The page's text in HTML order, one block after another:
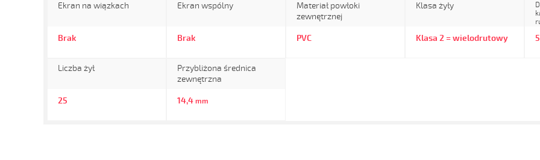
Ekran na wiązkach
Brak
Ekran wspólny
Brak
Materiał powłoki
zewnętrznej
PVC
Klasa żyły
Klasa 2 = wielodrutowy
Liczba żył
25
Przybliżona średnica
zewnętrzna
14,4 mm